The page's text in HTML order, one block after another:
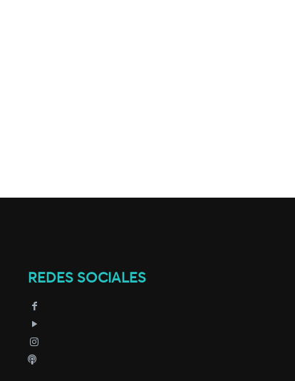
REDES SOCIALES